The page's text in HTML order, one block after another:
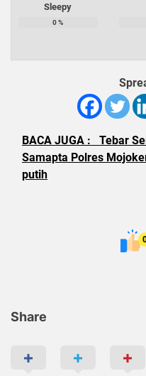
Share
Sleepy
0%
BACA JUGA :
Tebar
Samapta Polres
putih